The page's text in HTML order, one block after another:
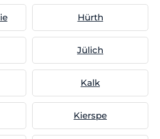
Hürth
Jülich
Kalk
Kierspe